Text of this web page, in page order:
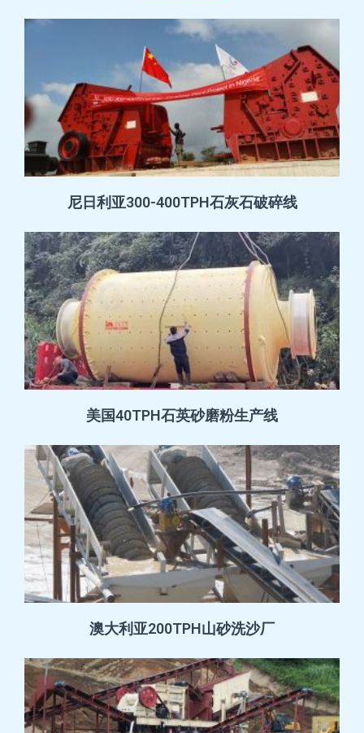
尼日利亚300-400TPH石灰石破碎线
美国40TPH石英砂磨粉生产线
澳大利亚200TPH山砂洗沙厂